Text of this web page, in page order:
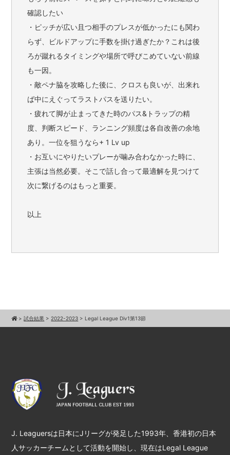
確認したい
・ピッチが広い且つ相手のプレスが低かったにも関わ
らず、ビルドアップに手数を掛け過ぎたか？これは後
ろが蹴れるタイミングや場所で呼びこめていない前線
も一因。
・敵ペナ脇を攻略した後に、クロスも良いが、出来れ
ば中にえぐってラストパスを送りたい。
・疲れて脚が止まってきた時のパス&トラップの精
度、判断スピード、ランニング頻度は各自改善の余地
あり。一位を狙うなら+ 1 Lv up
・お互いにやりたいプレーが噛み合わなかった時に、
主張は当然必要。そこで話し合って最適解を見つけて
次に繋げるのはもっと重要。
以上
>試合結果 > 2022-2023 > Legal League Div1第13節
J. Leaguersは日本にJリーグが発足した1993年、香港初の日本
人サッカーチームとして活動を開始し、現在はLegal League